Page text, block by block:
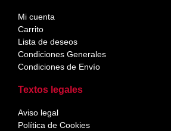
Mi cuenta
Carrito
Lista de deseos
Condiciones Generales
Condiciones de Envío
Textos legales
Aviso legal
Política de Cookies